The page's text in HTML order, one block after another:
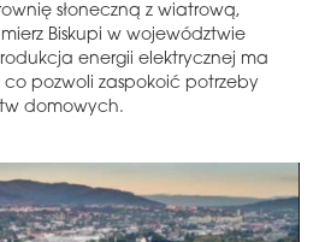
słoneczną z wiatrową,
Biskupi w województwie
energii elektrycznej ma
co pozwoli zaspokoić potrzeby
domowych.